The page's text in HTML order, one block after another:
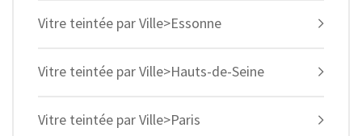
Vitre teintée par Ville>Essonne
Vitre teintée par Ville>Hauts-de-Seine
Vitre teintée par Ville>Paris